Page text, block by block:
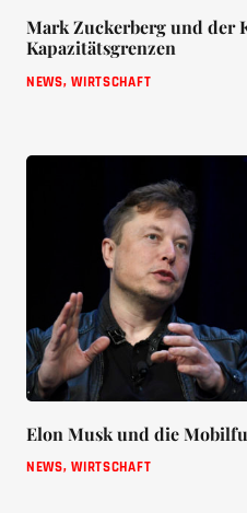
Mark Zuckerberg und der
Kapazitätsgrenzen
NEWS,WIRTSCHAFT
Elon Musk und die
NEWS,WIRTSCHAFT